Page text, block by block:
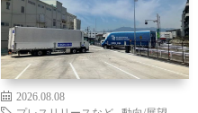
2026.08.08